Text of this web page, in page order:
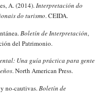
A. (2014).Interpretación do
do turismo. CEIDA.
Boletín de Interpretación,
del Patrimonio.
Una guía práctica para gente
. North American Press.
no-cautivas.Boletín de